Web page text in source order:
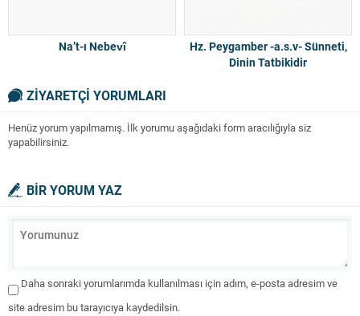
Na’t-ı Nebevî
Hz. Peygamber -a.s.v- Sünneti,
Dinin Tatbikidir
ZİYARETÇİ YORUMLARI
Henüz yorum yapılmamış. İlk yorumu aşağıdaki form aracılığıyla siz
yapabilirsiniz.
BİR YORUM YAZ
Daha sonraki yorumlarımda kullanılması için adım, e-posta adresim ve
site adresim bu tarayıcıya kaydedilsin.